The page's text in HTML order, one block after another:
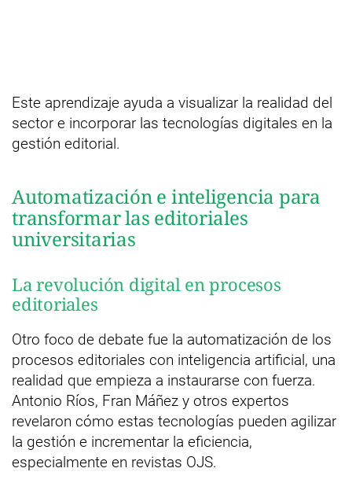
Este aprendizaje ayuda a visualizar la realidad del
sector e incorporar las tecnologías digitales en la
gestión editorial.
Automatización e inteligencia para
transformar las editoriales
universitarias
La revolución digital en procesos
editoriales
Otro foco de debate fue la automatización de los
procesos editoriales con inteligencia artificial, una
realidad que empieza a instaurarse con fuerza.
Antonio Ríos, Fran Máñez y otros expertos
revelaron cómo estas tecnologías pueden agilizar
la gestión e incrementar la eficiencia,
especialmente en revistas OJS.